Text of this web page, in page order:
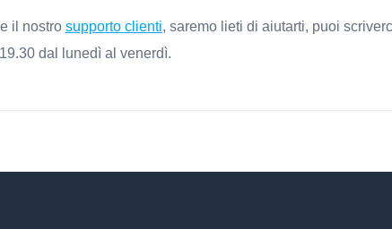
il nostro supporto clienti, saremo lieti di aiutarti, puoi
dal lunedì al venerdì.